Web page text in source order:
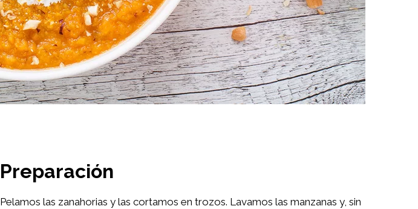
Preparación
Pelamos las zanahorias y las cortamos en trozos. Lavamos las manzanas y, sin